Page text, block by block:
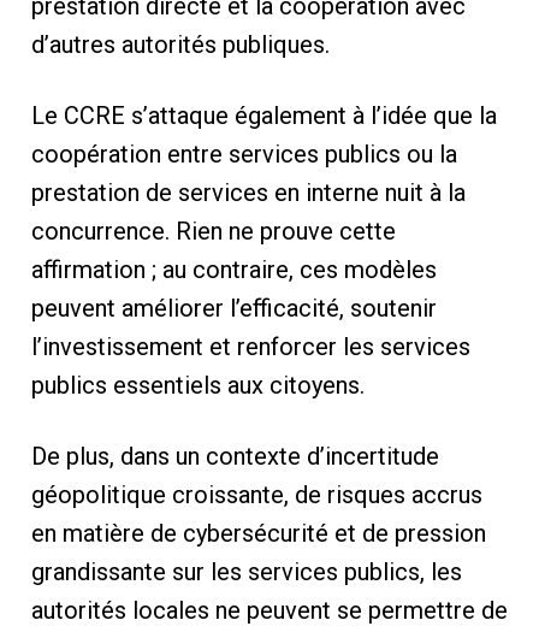
d’autres autorités publiques.
Le CCRE s’attaque également à l’idée que la
coopération entre services publics ou la
prestation de services en interne nuit à la
concurrence. Rien ne prouve cette
affirmation ; au contraire, ces modèles
peuvent améliorer l’efficacité, soutenir
l’investissement et renforcer les services
publics essentiels aux citoyens.
De plus, dans un contexte d’incertitude
géopolitique croissante, de risques accrus
en matière de cybersécurité et de pression
grandissante sur les services publics, les
autorités locales ne peuvent se permettre de